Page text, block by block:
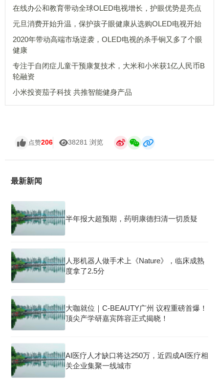
在线办公和教育带动全球OLED电视增长，护眼优势是亮点
元旦消费开始升温，保护孩子眼健康从选购OLED电视开始
2020年带动高端市场逆袭，OLED电视的杀手锏又多了个眼
健康
专注于自闭症儿童干预康复技术，大米和小米获1亿人民币B
轮融资
小米投资茄子科技 共推智能健身产品
点赞206 38281 浏览
最新新闻
半年报大超预期，药明康德扫清一切质疑
人形机器人做手术上《Nature》，临床成熟
度拿了2.5分
大咖就位｜C-BEAUTY广州 议程重磅首爆！
顶尖产学研嘉宾阵容正式揭晓！
AI医疗人才缺口将达250万，近四成AI医疗相
关企业集聚一线城市